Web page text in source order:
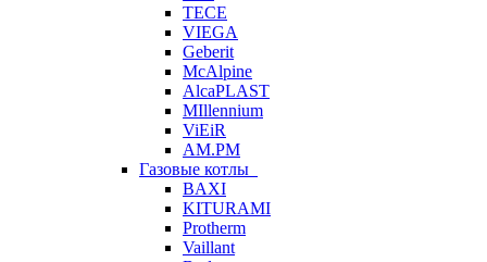
TECE
VIEGA
Geberit
McAlpine
AlcaPLAST
MIllennium
ViEiR
AM.PM
Газовые котлы
BAXI
KITURAMI
Protherm
Vaillant